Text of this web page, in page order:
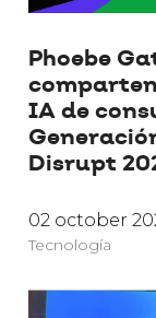
Phoebe
IA de
Disrupt
02 october
Tecnología